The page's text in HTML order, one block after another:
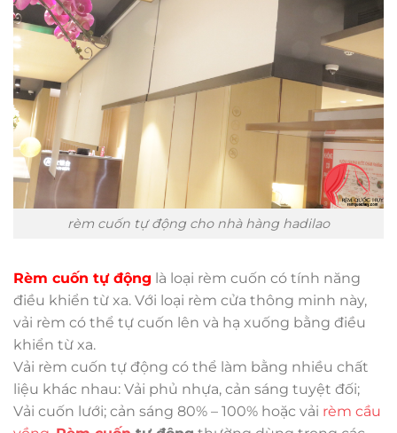
rèm cuốn tự động cho nhà hàng hadilao
Rèm cuốn tự động là loại rèm cuốn có tính năng
điều khiển từ xa. Với loại rèm cửa thông minh này,
vải rèm có thể tự cuốn lên và hạ xuống bằng điều
khiển từ xa.
Vải rèm cuốn tự động có thể làm bằng nhiều chất
liệu khác nhau: Vải phủ nhựa, cản sáng tuyệt đối;
Vải cuốn lưới; cản sáng 80% – 100% hoặc vải rèm cầu